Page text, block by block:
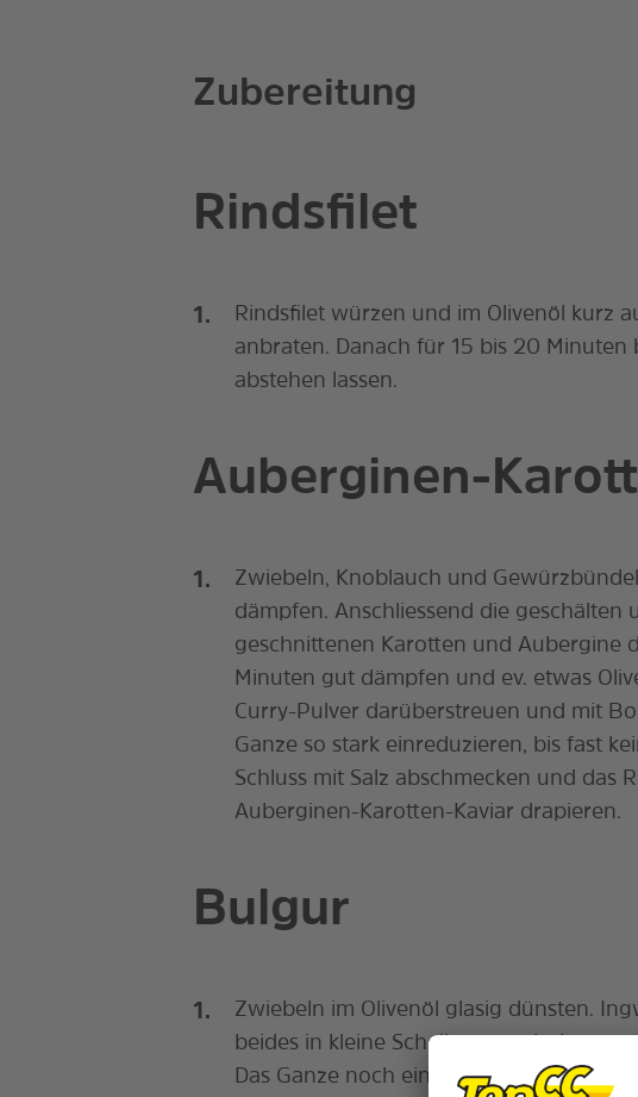
Zubereitung
Rindsfilet
Rindsfilet würzen und im Olivenöl kurz
anbraten. Danach für 15 bis 20 Minuten
abstehen lassen.
Auberginen-
Zwiebeln, Knoblauch und
dämpfen. Anschliessend die geschälten
geschnittenen Karotten und Aubergine
Minuten gut dämpfen und ev. etwas
Curry-Pulver darüberstreuen und mit
Ganze so stark einreduzieren, bis fast
Schluss mit Salz abschmecken und das
Auberginen-Karotten-Kaviar drapieren.
Bulgur
Zwiebeln im Olivenöl glasig dünsten.
beides in kleine Scheiben geschnitten,
Das Ganze noch einmal circa 5 Minuten